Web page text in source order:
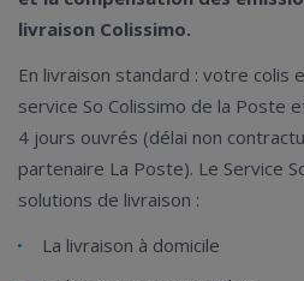
livraison Colissimo.
En livraison standard : votre colis
service So Colissimo de la Poste
4 jours ouvrés (délai non
partenaire La Poste). Le Service
solutions de livraison :
La livraison à domicile